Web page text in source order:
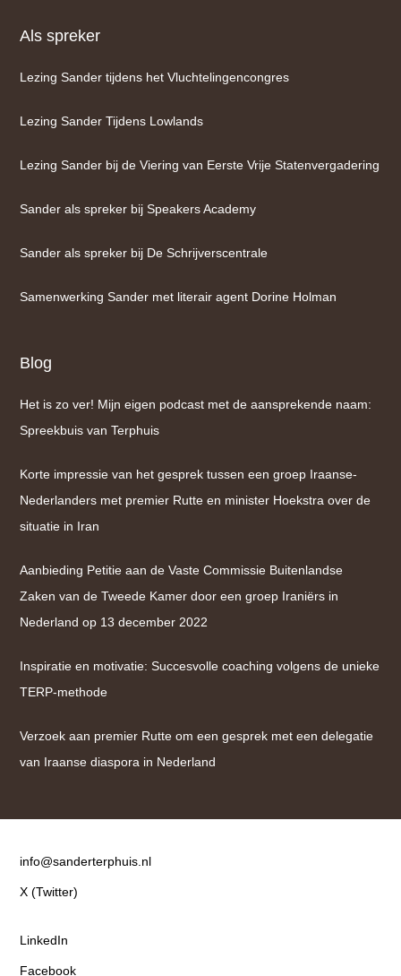
Als spreker
Lezing Sander tijdens het Vluchtelingencongres
Lezing Sander Tijdens Lowlands
Lezing Sander bij de Viering van Eerste Vrije Statenvergadering
Sander als spreker bij Speakers Academy
Sander als spreker bij De Schrijverscentrale
Samenwerking Sander met literair agent Dorine Holman
Blog
Het is zo ver! Mijn eigen podcast met de aansprekende naam:
Spreekbuis van Terphuis
Korte impressie van het gesprek tussen een groep Iraanse-
Nederlanders met premier Rutte en minister Hoekstra over de
situatie in Iran
Aanbieding Petitie aan de Vaste Commissie Buitenlandse
Zaken van de Tweede Kamer door een groep Iraniërs in
Nederland op 13 december 2022
Inspiratie en motivatie: Succesvolle coaching volgens de unieke
TERP-methode
Verzoek aan premier Rutte om een gesprek met een delegatie
van Iraanse diaspora in Nederland
Contact
info@sanderterphuis.nl
X (Twitter)
LinkedIn
Facebook